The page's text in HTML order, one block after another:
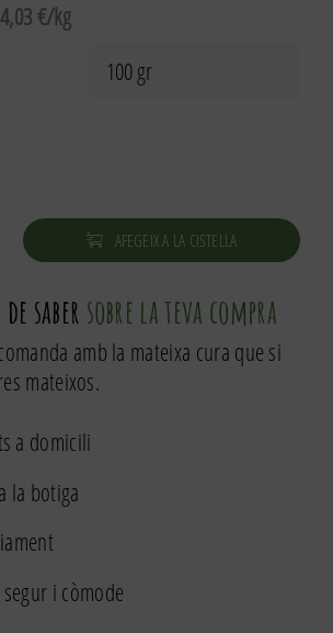
4,03 €/kg
AFEGEIX A LA CISTELLA
saber sobre la teva compra
amb la mateixa cura que si
mateixos.
a domicili
la botiga
i còmode